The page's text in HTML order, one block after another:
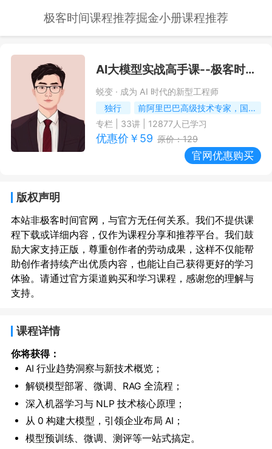
极客时间课程推荐掘金小册课程推荐
AI大模型实战高手课--极客时间课程推荐/优惠
蜕变 · 成为 AI 时代的新型工程师
独行
前阿里巴巴高级技术专家，国内某大型互联网公司首席技术官
专栏
33讲 | 12877人已学习
优惠价￥ 59 原价：129
官网优惠购买
版权声明
本站非极客时间官网，与官方无任何关系。我们不提供课
程下载或详细内容，仅作为课程分享和推荐平台。我们鼓
励大家支持正版，尊重创作者的劳动成果，这样不仅能帮
助创作者持续产出优质内容，也能让自己获得更好的学习
体验。请通过官方渠道购买和学习课程，感谢您的理解与
支持。
课程详情
你将获得：
AI 行业趋势洞察与新技术概览；
解锁模型部署、微调、RAG 全流程；
深入机器学习与 NLP 技术核心原理；
从 0 构建大模型，引领企业布局 AI；
模型预训练、微调、测评等一站式搞定。